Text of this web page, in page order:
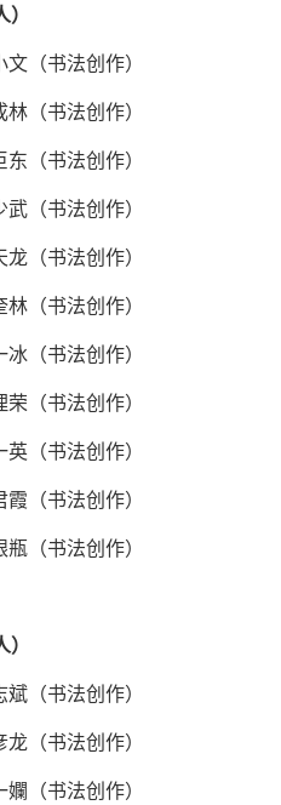
（书法创作）
（书法创作）
（书法创作）
（书法创作）
（书法创作）
（书法创作）
（书法创作）
（书法创作）
（书法创作）
（书法创作）
（书法创作）
（书法创作）
（书法创作）
（书法创作）